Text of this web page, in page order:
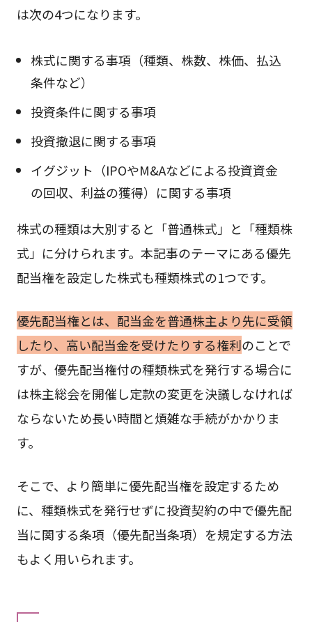
は次の4つになります。
株式に関する事項（種類、株数、株価、払込
条件など）
投資条件に関する事項
投資撤退に関する事項
イグジット（IPOやM&Aなどによる投資資金
の回収、利益の獲得）に関する事項
株式の種類は大別すると「普通株式」と「種類株
式」に分けられます。本記事のテーマにある優先
配当権を設定した株式も種類株式の1つです。
優先配当権とは、配当金を普通株主より先に受領
したり、高い配当金を受けたりする権利のことで
すが、優先配当権付の種類株式を発行する場合に
は株主総会を開催し定款の変更を決議しなければ
ならないため長い時間と煩雑な手続がかかりま
す。
そこで、より簡単に優先配当権を設定するため
に、種類株式を発行せずに投資契約の中で優先配
当に関する条項（優先配当条項）を規定する方法
もよく用いられます。